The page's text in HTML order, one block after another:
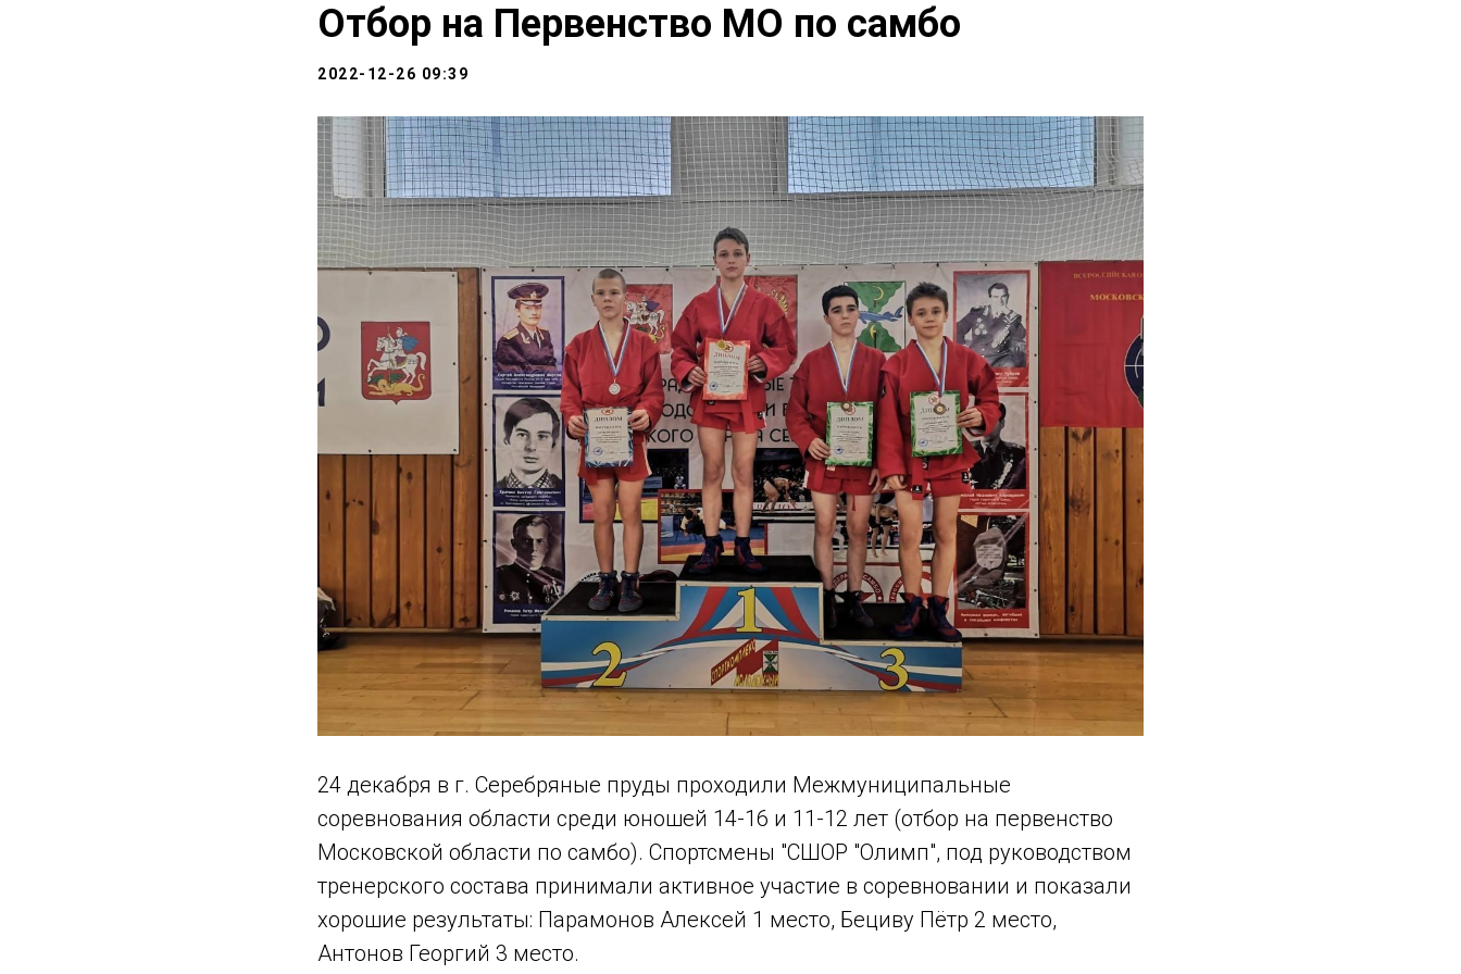
Отбор на Первенство МО по самбо
2022-12-26 09:39
24 декабря в г. Серебряные пруды проходили Межмуниципальные
соревнования области среди юношей 14-16 и 11-12 лет (отбор на первенство
Московской области по самбо). Спортсмены "СШОР "Олимп", под руководством
тренерского состава принимали активное участие в соревновании и показали
хорошие результаты: Парамонов Алексей 1 место, Бециву Пётр 2 место,
Антонов Георгий 3 место.